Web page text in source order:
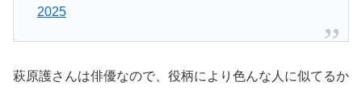
2025
萩原護さんは俳優なので、役柄により色んな人に似てるか